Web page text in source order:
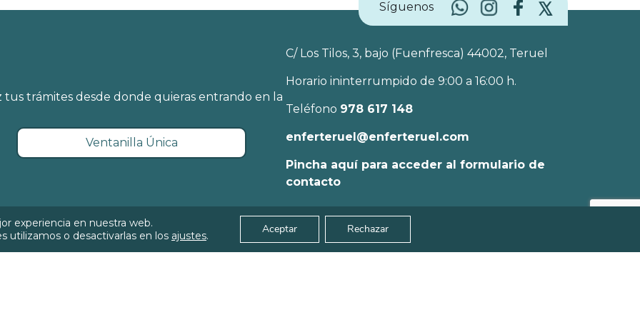
Síguenos
tus trámites desde donde quieras entrando en la
Ventanilla Única
C/ Los Tilos, 3, bajo (Fuenfresca) 44002, Teruel
Horario ininterrumpido de 9:00 a 16:00 h.
Teléfono 978 617 148
enferteruel@enferteruel.com
Pincha aquí para acceder al formulario de
contacto
Política de Privacidad Política de Cookies
experiencia en nuestra web.
utilizamos o desactivarlas en los ajustes. Aceptar Rechazar